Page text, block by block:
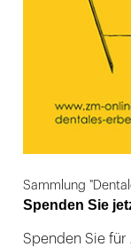
Sammlung
Spenden Sie
Spenden Sie für